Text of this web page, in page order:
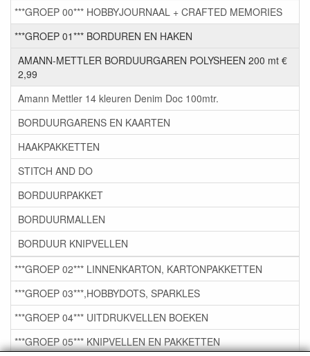
***GROEP 00*** HOBBYJOURNAAL + CRAFTED MEMORIES
***GROEP 01*** BORDUREN EN HAKEN
AMANN-METTLER BORDUURGAREN POLYSHEEN 200 mt €
2,99
Amann Mettler 14 kleuren Denim Doc 100mtr.
BORDUURGARENS EN KAARTEN
HAAKPAKKETTEN
STITCH AND DO
BORDUURPAKKET
BORDUURMALLEN
BORDUUR KNIPVELLEN
***GROEP 02*** LINNENKARTON, KARTONPAKKETTEN
***GROEP 03***,HOBBYDOTS, SPARKLES
***GROEP 04*** UITDRUKVELLEN BOEKEN
***GROEP 05*** KNIPVELLEN EN PAKKETTEN